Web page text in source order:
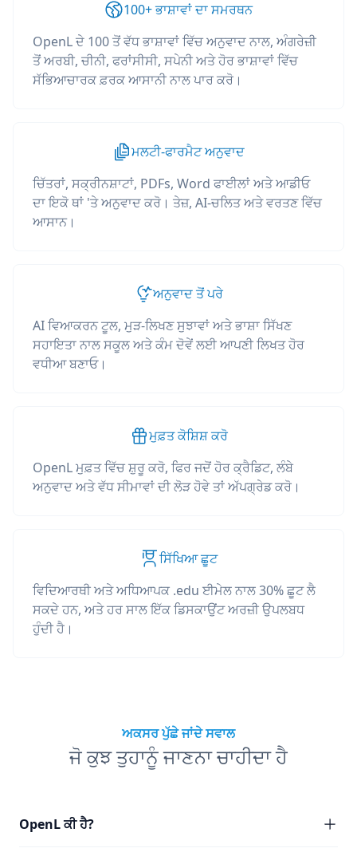
100+ ਭਾਸ਼ਾਵਾਂ ਦਾ ਸਮਰਥਨ
OpenL ਦੇ 100 ਤੋਂ ਵੱਧ ਭਾਸ਼ਾਵਾਂ ਵਿੱਚ ਅਨੁਵਾਦ ਨਾਲ, ਅੰਗਰੇਜ਼ੀ
ਤੋਂ ਅਰਬੀ, ਚੀਨੀ, ਫਰਾਂਸੀਸੀ, ਸਪੇਨੀ ਅਤੇ ਹੋਰ ਭਾਸ਼ਾਵਾਂ ਵਿੱਚ
ਸੱਭਿਆਚਾਰਕ ਫ਼ਰਕ ਆਸਾਨੀ ਨਾਲ ਪਾਰ ਕਰੋ।
ਮਲਟੀ-ਫਾਰਮੈਟ ਅਨੁਵਾਦ
ਚਿੱਤਰਾਂ, ਸਕ੍ਰੀਨਸ਼ਾਟਾਂ, PDFs, Word ਫਾਈਲਾਂ ਅਤੇ ਆਡੀਓ
ਦਾ ਇਕੋ ਥਾਂ 'ਤੇ ਅਨੁਵਾਦ ਕਰੋ। ਤੇਜ਼, AI-ਚਲਿਤ ਅਤੇ ਵਰਤਣ ਵਿੱਚ
ਆਸਾਨ।
ਅਨੁਵਾਦ ਤੋਂ ਪਰੇ
AI ਵਿਆਕਰਨ ਟੂਲ, ਮੁੜ-ਲਿਖਣ ਸੁਝਾਵਾਂ ਅਤੇ ਭਾਸ਼ਾ ਸਿੱਖਣ
ਸਹਾਇਤਾ ਨਾਲ ਸਕੂਲ ਅਤੇ ਕੰਮ ਦੋਵੇਂ ਲਈ ਆਪਣੀ ਲਿਖਤ ਹੋਰ
ਵਧੀਆ ਬਣਾਓ।
ਮੁਫ਼ਤ ਕੋਸ਼ਿਸ਼ ਕਰੋ
OpenL ਮੁਫ਼ਤ ਵਿੱਚ ਸ਼ੁਰੂ ਕਰੋ, ਫਿਰ ਜਦੋਂ ਹੋਰ ਕ੍ਰੈਡਿਟ, ਲੰਬੇ
ਅਨੁਵਾਦ ਅਤੇ ਵੱਧ ਸੀਮਾਵਾਂ ਦੀ ਲੋੜ ਹੋਵੇ ਤਾਂ ਅੱਪਗ੍ਰੇਡ ਕਰੋ।
ਸਿੱਖਿਆ ਛੂਟ
ਵਿਦਿਆਰਥੀ ਅਤੇ ਅਧਿਆਪਕ .edu ਈਮੇਲ ਨਾਲ 30% ਛੂਟ ਲੈ
ਸਕਦੇ ਹਨ, ਅਤੇ ਹਰ ਸਾਲ ਇੱਕ ਡਿਸਕਾਉਂਟ ਅਰਜ਼ੀ ਉਪਲਬਧ
ਹੁੰਦੀ ਹੈ।
ਅਕਸਰ ਪੁੱਛੇ ਜਾਂਦੇ ਸਵਾਲ
ਜੋ ਕੁਝ ਤੁਹਾਨੂੰ ਜਾਣਨਾ ਚਾਹੀਦਾ ਹੈ
OpenL ਕੀ ਹੈ?